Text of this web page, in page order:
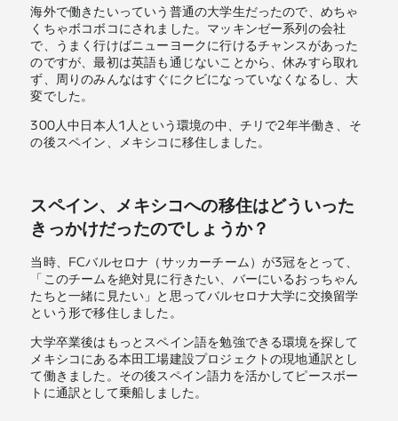
海外で働きたいっていう普通の大学生だったので、めちゃ
くちゃボコボコにされました。マッキンゼー系列の会社
で、うまく行けばニューヨークに行けるチャンスがあった
のですが、最初は英語も通じないことから、休みすら取れ
ず、周りのみんなはすぐにクビになっていなくなるし、大
変でした。
300人中日本人1人という環境の中、チリで2年半働き、そ
の後スペイン、メキシコに移住しました。
スペイン、メキシコへの移住はどういった
きっかけだったのでしょうか？
当時、FCバルセロナ（サッカーチーム）が3冠をとって、
「このチームを絶対見に行きたい、バーにいるおっちゃん
たちと一緒に見たい」と思ってバルセロナ大学に交換留学
という形で移住しました。
大学卒業後はもっとスペイン語を勉強できる環境を探して
メキシコにある本田工場建設プロジェクトの現地通訳とし
て働きました。その後スペイン語力を活かしてピースボー
トに通訳として乗船しました。